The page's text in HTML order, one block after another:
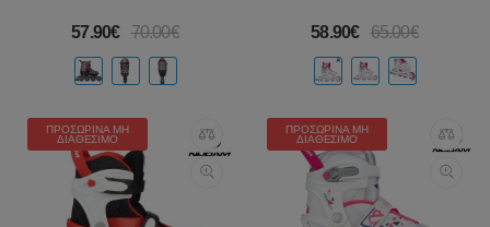
57.90€ 70.00€ 58.90€ 65.00€
ΠΡΟΣΩΡΙΝΆ ΜΗ
ΔΙΑΘΈΣΙΜΟ
ΠΡΟΣΩΡΙΝΆ ΜΗ
ΔΙΑΘΈΣΙΜΟ